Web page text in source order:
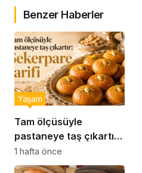
Benzer Haberler
Tam ölçüsüyle
pastaneye taş çıkartır:
Şekerpare tarifi
Yaşam
1 hafta önce